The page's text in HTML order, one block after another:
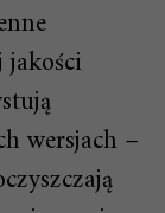
wersjach –